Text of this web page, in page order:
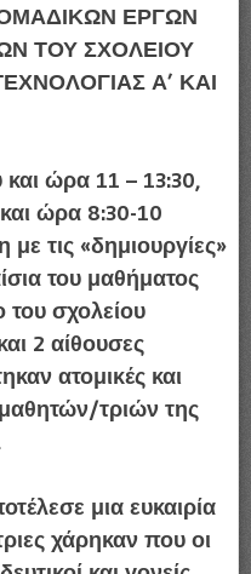
ΕΡΓΩΝ
ΤΟΥ ΣΧΟΛΕΙΟΥ
Α’ ΚΑΙ
ώρα 11 – 13:30,
ώρα 8:30-10
με τις «δημιουργίες»
του μαθήματος
σχολείου
2 αίθουσες
ατομικές και
τριών της
μια ευκαιρία
χάρηκαν που οι